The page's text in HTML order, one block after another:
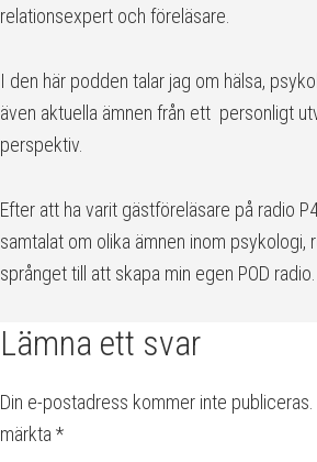
relationsexpert och föreläsare.
I den här podden talar jag om hälsa,
även aktuella ämnen från ett personligt
perspektiv.
Efter att ha varit gästföreläsare på radio
samtalat om olika ämnen inom psykologi,
språnget till att skapa min egen POD radio.
Lämna ett svar
Din e-postadress kommer inte publiceras.
märkta *